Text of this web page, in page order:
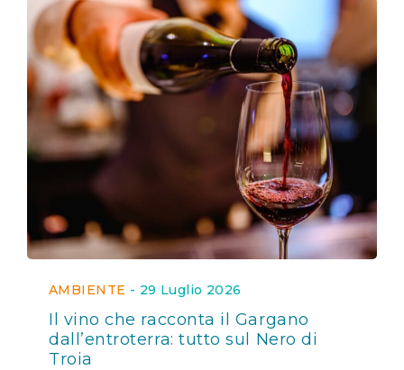
AMBIENTE - 29 Luglio 2026
Il vino che racconta il Gargano
dall’entroterra: tutto sul Nero di
Troia